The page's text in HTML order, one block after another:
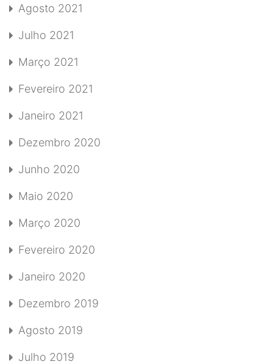
Agosto 2021
Julho 2021
Março 2021
Fevereiro 2021
Janeiro 2021
Dezembro 2020
Junho 2020
Maio 2020
Março 2020
Fevereiro 2020
Janeiro 2020
Dezembro 2019
Agosto 2019
Julho 2019